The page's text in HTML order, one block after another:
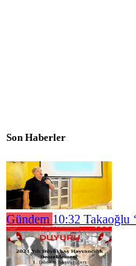
Son Haberler
Gündem 10:32 Takaoğlu